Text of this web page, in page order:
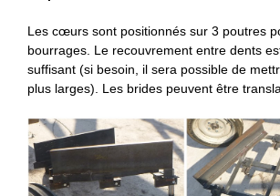
Les cœurs sont positionnés sur 3 poutres
bourrages. Le recouvrement entre dents
suffisant (si besoin, il sera possible de
plus larges). Les brides peuvent être